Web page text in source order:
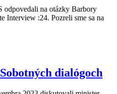
odpovedali na otázky Barbory
Interview :24. Pozreli sme sa na
dialógoch